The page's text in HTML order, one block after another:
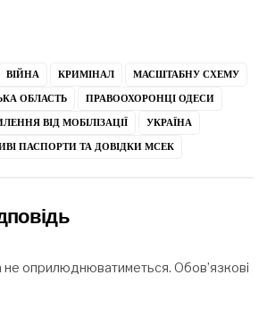
ВІЙНА КРИМІНАЛ
МАСШТАБНУ СХЕМУ
ОБЛАСТЬ
ПРАВООХОРОНЦІ ОДЕСИ
ВІД МОБІЛІЗАЦІЇ
УКРАЇНА
ПАСПОРТИ ТА ДОВІДКИ МСЕК
оприлюднюватиметься. Обов’язкові